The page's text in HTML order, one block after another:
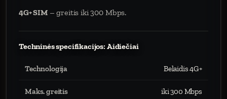
4G+ SIM– greitis iki 300 Mbps.
Techninės specifikacijos: Aidiečiai
Technologija Belaidis 4G+
Maks. greitis iki 300 Mbps